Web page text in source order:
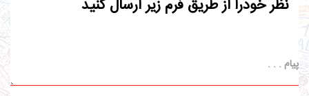
نظر خودرا از طریق فرم زیر ارسال کنید